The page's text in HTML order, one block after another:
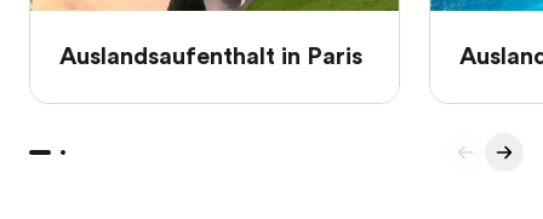
Auslandsaufenthalt in Paris